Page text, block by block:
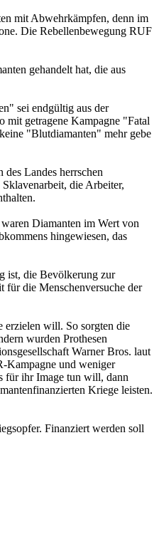
mit Abwehrkämpfen, denn im
Die Rebellenbewegung RUF
gehandelt hat, die aus
sei endgültig aus der
mit getragene Kampagne "Fatal
"Blutdiamanten" mehr gebe
Landes herrschen
die Arbeiter,
Diamanten im Wert von
hingewiesen, das
ist, die Bevölkerung zur
für die Menschenversuche der
erzielen will. So sorgten die
wurden Prothesen
Warner Bros. laut
Kampagne und weniger
für ihr Image tun will, dann
Kriege leisten.
Finanziert werden soll